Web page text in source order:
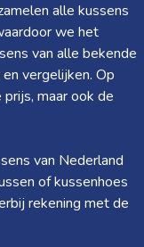
alle kussens
we het
van alle bekende
vergelijken. Op
maar ook de
van Nederland
of kussenhoes
rekening met de